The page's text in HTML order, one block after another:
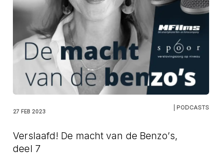
27 FEB 2023
| PODCASTS
Verslaafd! De macht van de Benzo’s,
deel 7